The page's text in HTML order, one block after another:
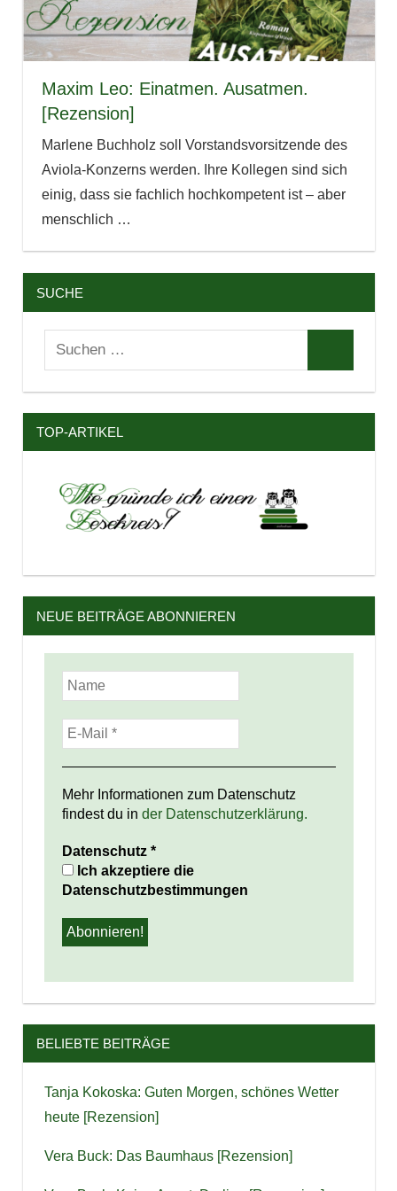
Maxim Leo: Einatmen. Ausatmen.
[Rezension]
Marlene Buchholz soll Vorstandsvorsitzende des
Aviola-Konzerns werden. Ihre Kollegen sind sich
einig, dass sie fachlich hochkompetent ist – aber
menschlich …
SUCHE
Suchen
TOP-ARTIKEL
NEUE BEITRÄGE ABONNIEREN
Mehr Informationen zum Datenschutz
findest du in der Datenschutzerklärung.
Datenschutz *
Ich akzeptiere die
Datenschutzbestimmungen
BELIEBTE BEITRÄGE
Tanja Kokoska: Guten Morgen, schönes Wetter
heute [Rezension]
Vera Buck: Das Baumhaus [Rezension]